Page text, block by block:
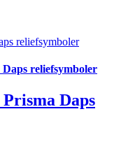
reliefsymboler
reliefsymboler
Daps